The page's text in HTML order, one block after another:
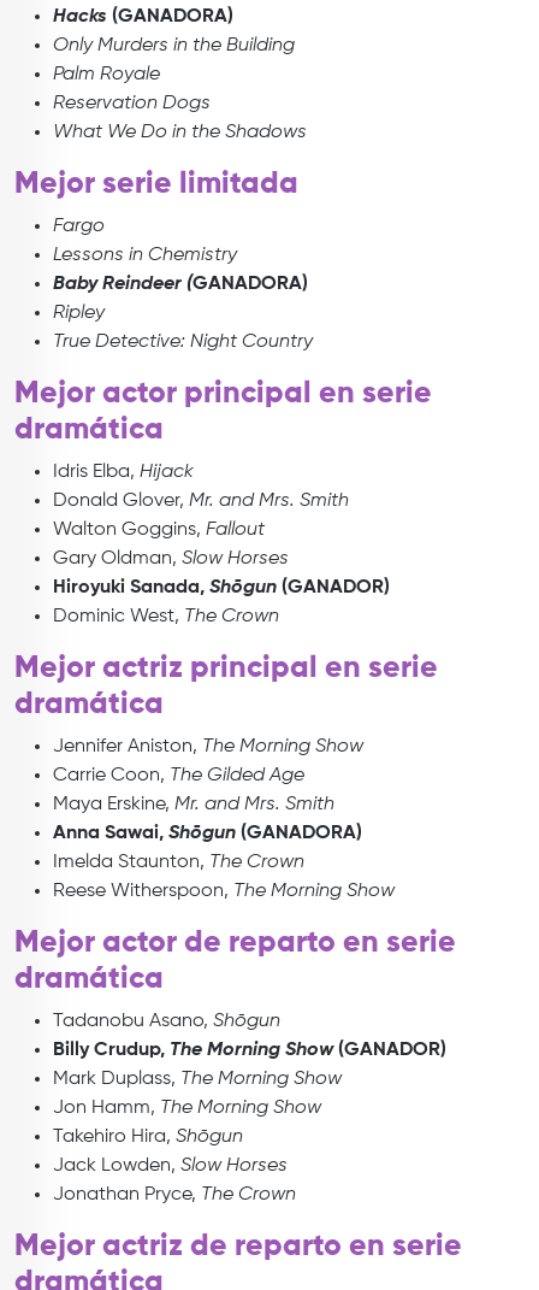
Hacks (GANADORA)
Only Murders in the Building
Palm Royale
Reservation Dogs
What We Do in the Shadows
Mejor serie limitada
Fargo
Lessons in Chemistry
Baby Reindeer (GANADORA)
Ripley
True Detective: Night Country
Mejor actor principal en serie
dramática
Idris Elba, Hijack
Donald Glover, Mr. and Mrs. Smith
Walton Goggins, Fallout
Gary Oldman, Slow Horses
Hiroyuki Sanada, Shōgun (GANADOR)
Dominic West, The Crown
Mejor actriz principal en serie
dramática
Jennifer Aniston, The Morning Show
Carrie Coon, The Gilded Age
Maya Erskine, Mr. and Mrs. Smith
Anna Sawai, Shōgun (GANADORA)
Imelda Staunton, The Crown
Reese Witherspoon, The Morning Show
Mejor actor de reparto en serie
dramática
Tadanobu Asano, Shōgun
Billy Crudup, The Morning Show(GANADOR)
Mark Duplass, The Morning Show
Jon Hamm, The Morning Show
Takehiro Hira, Shōgun
Jack Lowden, Slow Horses
Jonathan Pryce, The Crown
Mejor actriz de reparto en serie
dramática